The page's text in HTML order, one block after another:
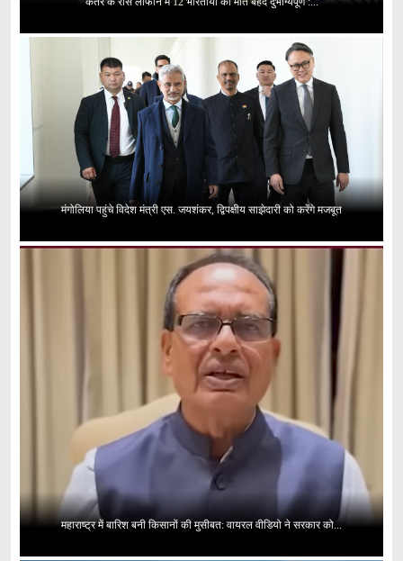
मंगोलिया पहुंचे विदेश मंत्री एस. जयशंकर, द्विपक्षीय साझेदारी को करेंगे मजबूत
महाराष्ट्र में बारिश बनी किसानों की मुसीबत: वायरल वीडियो ने सरकार को...